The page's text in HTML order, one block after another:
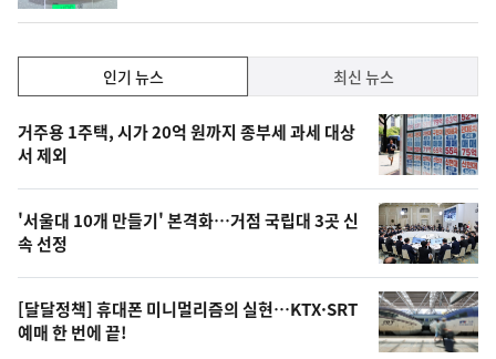
하
락
인
기,
최
신,
오
늘
의
영
상
인기 뉴스 최신 뉴스
인
기
뉴
스
거주용 1주택, 시가 20억 원까지 종부세 과세 대상
서 제외
'서울대 10개 만들기' 본격화…거점 국립대 3곳 신
속 선정
[달달정책] 휴대폰 미니멀리즘의 실현…KTX·SRT
예매 한 번에 끝!